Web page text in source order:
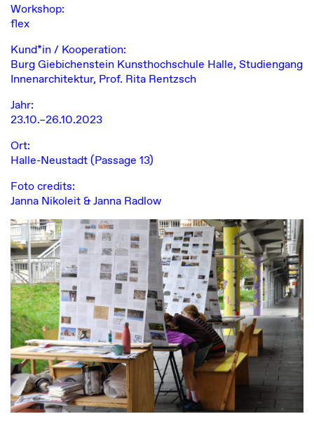
Workshop:
flex
Kund*in / Kooperation:
Burg Giebichenstein Kunsthochschule Halle, Studiengang
Innenarchitektur, Prof. Rita Rentzsch
Jahr:
23.10.–26.10.2023
Ort:
Halle-Neustadt (Passage 13)
Foto credits:
Janna Nikoleit & Janna Radlow